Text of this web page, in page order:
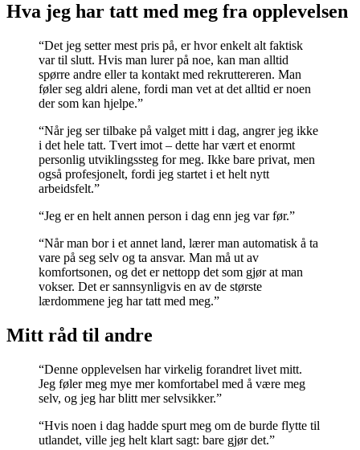
Hva jeg har tatt med meg fra opplevelsen
“Det jeg setter mest pris på, er hvor enkelt alt faktisk
var til slutt. Hvis man lurer på noe, kan man alltid
spørre andre eller ta kontakt med rekruttereren. Man
føler seg aldri alene, fordi man vet at det alltid er noen
der som kan hjelpe.”
“Når jeg ser tilbake på valget mitt i dag, angrer jeg ikke
i det hele tatt. Tvert imot – dette har vært et enormt
personlig utviklingssteg for meg. Ikke bare privat, men
også profesjonelt, fordi jeg startet i et helt nytt
arbeidsfelt.”
“Jeg er en helt annen person i dag enn jeg var før.”
“Når man bor i et annet land, lærer man automatisk å ta
vare på seg selv og ta ansvar. Man må ut av
komfortsonen, og det er nettopp det som gjør at man
vokser. Det er sannsynligvis en av de største
lærdommene jeg har tatt med meg.”
Mitt råd til andre
“Denne opplevelsen har virkelig forandret livet mitt.
Jeg føler meg mye mer komfortabel med å være meg
selv, og jeg har blitt mer selvsikker.”
“Hvis noen i dag hadde spurt meg om de burde flytte til
utlandet, ville jeg helt klart sagt: bare gjør det.”